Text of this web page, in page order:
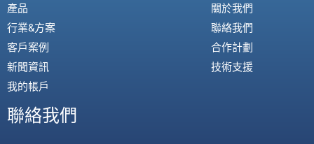
產品
行業&方案
客戶案例
新聞資訊
我的帳戶
關於我們
聯絡我們
合作計劃
技術支援
聯絡我們